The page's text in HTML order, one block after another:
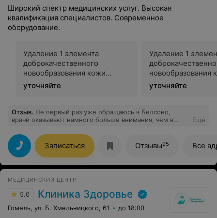
Широкий спектр медицинских услуг. Высокая
квалификация специалистов. Современное
оборудование.
Удаление 1 элемента
доброкачественного
новообразования кожи
(пигментный невус) 1-3 см
хирургом
уточняйте
Удаление 1
новообразования
(пигментный
см хирургом
уточняйте
Отзыв. Не первый раз уже обращаюсь в Белсоно,
врачи оказывают намного больше внимания, чем в
кассе, но зависит больше от людей, которые туда
обращаются!
Еще
Записаться Отзывы95 Все
МЕДИЦИНСКИЙ ЦЕНТР
5.0 Клиника Здоровье
Гомель, ул. Б. Хмельницкого, 61 до 18:00